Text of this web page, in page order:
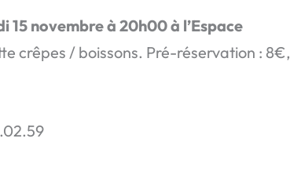
15 novembre à 20h00 à l’Espace
crêpes / boissons. Pré-réservation : 8€,